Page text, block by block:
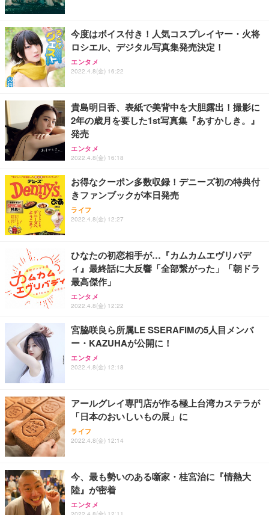
務用 おしゃれ パソコンチェア (ブラック)
Sezlife オフィスチェア デスクチェア 疲れない テレ
ワーク チェア 強化バックレスト 30度ロッキング機
能 人間工学 椅子 腰サポート 90度跳ね上げ式アーム
務用 おしゃれ パソコンチェア (ホワイト)
ANDWINT オフィスチェア デスクチェア 肘なし メ
ッシュ 通気性 ランバーサポート付き 腰サポート ガ
ス圧無段階昇降 360度回転 キャスター付き コンパク
ト 幅52×奥行58.5×高さ84～96cm テレワーク 在宅
￥4,139
【整備済み品】Dell E2724HS 27インチ 液晶モニタ
ー フルHD（1920×1080）VA 非光沢 HDMI/DisplayP
ort/VGA スピーカー内蔵 高さ調整 スイベル VESA対
【MiniLED/24.5inch/280Hz/FHD】GRAPHT THE S
HOOTER Gaming Monitor 24” Essential ゲーミン
グモニター QD 24.5インチ 1ms FHD 量子ドット 残
像低減 (3年保証 | 輝点保証 | 日本メーカー)
￥34,980
Smart Basic(スマートベーシック) 【Amazon.co.jp
限定】 Smart Basic アイリスオーヤマ ペットシーツ
超厚型 お徳用 ワイド 100枚入 (x 1) (ケース販売)
アイリスオーヤマ ペットシーツ 超厚型 お徳用 レギ
ュラー 200枚入【Amazon.co.jp限定】
￥3,731
今度はボイス付き！人気コスプレイヤー・火将
ロシエル、デジタル写真集発売決定！
エンタメ
2022.4.8(金) 16:22
貴島明日香、表紙で美背中を大胆露出！撮影に
2年の歳月を要した1st写真集『あすかしき。』
発売
エンタメ
2022.4.8(金) 16:18
お得なクーポン多数収録！デニーズ初の特典付
きファンブックが本日発売
ライフ
2022.4.8(金) 12:27
ひなたの初恋相手が…『カムカムエヴリバデ
ィ』最終話に大反響「全部繋がった」「朝ドラ
最高傑作」
エンタメ
2022.4.8(金) 12:22
宮脇咲良ら所属LE SSERAFIMの5人目メンバ
ー・KAZUHAが公開に！
エンタメ
2022.4.8(金) 12:18
アールグレイ専門店が作る極上台湾カステラが
「日本のおいしいもの展」に
ライフ
2022.4.8(金) 12:14
今、最も勢いのある噺家・桂宮治に『情熱大
陸』が密着
エンタメ